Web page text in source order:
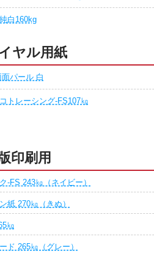
白160kg
ヤル用紙
パール 白
トレーシング-FS107㎏
印刷用
-FS 243㎏（ネイビー）
紙 270㎏（きぬ）
㎏
ド 265㎏（グレー）